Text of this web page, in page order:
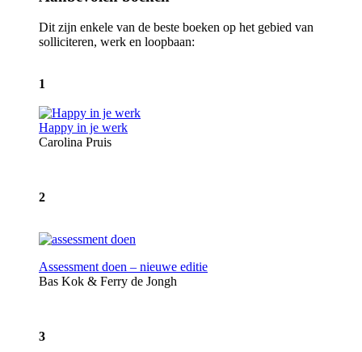
Dit zijn enkele van de beste boeken op het gebied van
solliciteren, werk en loopbaan:
1
Happy in je werk
Carolina Pruis
2
Assessment doen – nieuwe editie
Bas Kok & Ferry de Jongh
3